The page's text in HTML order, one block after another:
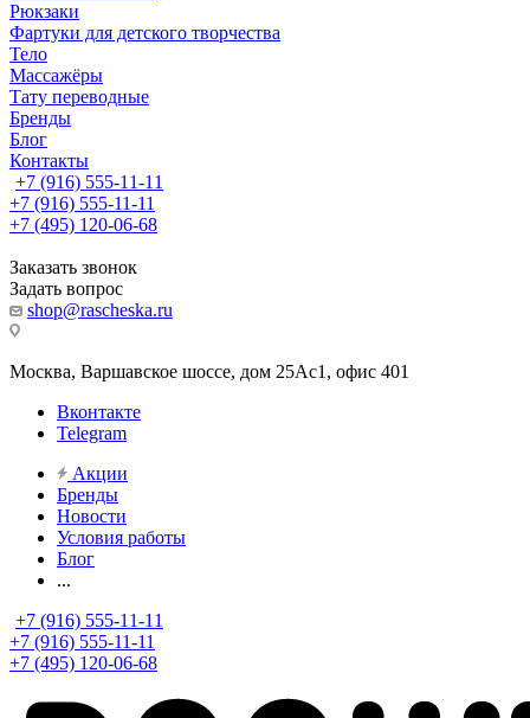
Рюкзаки
Фартуки для детского творчества
Тело
Массажёры
Тату переводные
Бренды
Блог
Контакты
+7 (916) 555-11-11
+7 (916) 555-11-11
+7 (495) 120-06-68
Заказать звонок
Задать вопрос
shop@rascheska.ru
Москва, Варшавское шоссе, дом 25Аc1, офис 401
Вконтакте
Telegram
Акции
Бренды
Новости
Условия работы
Блог
...
+7 (916) 555-11-11
+7 (916) 555-11-11
+7 (495) 120-06-68